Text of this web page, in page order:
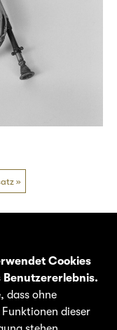
Cookies
dass ohne
dieser